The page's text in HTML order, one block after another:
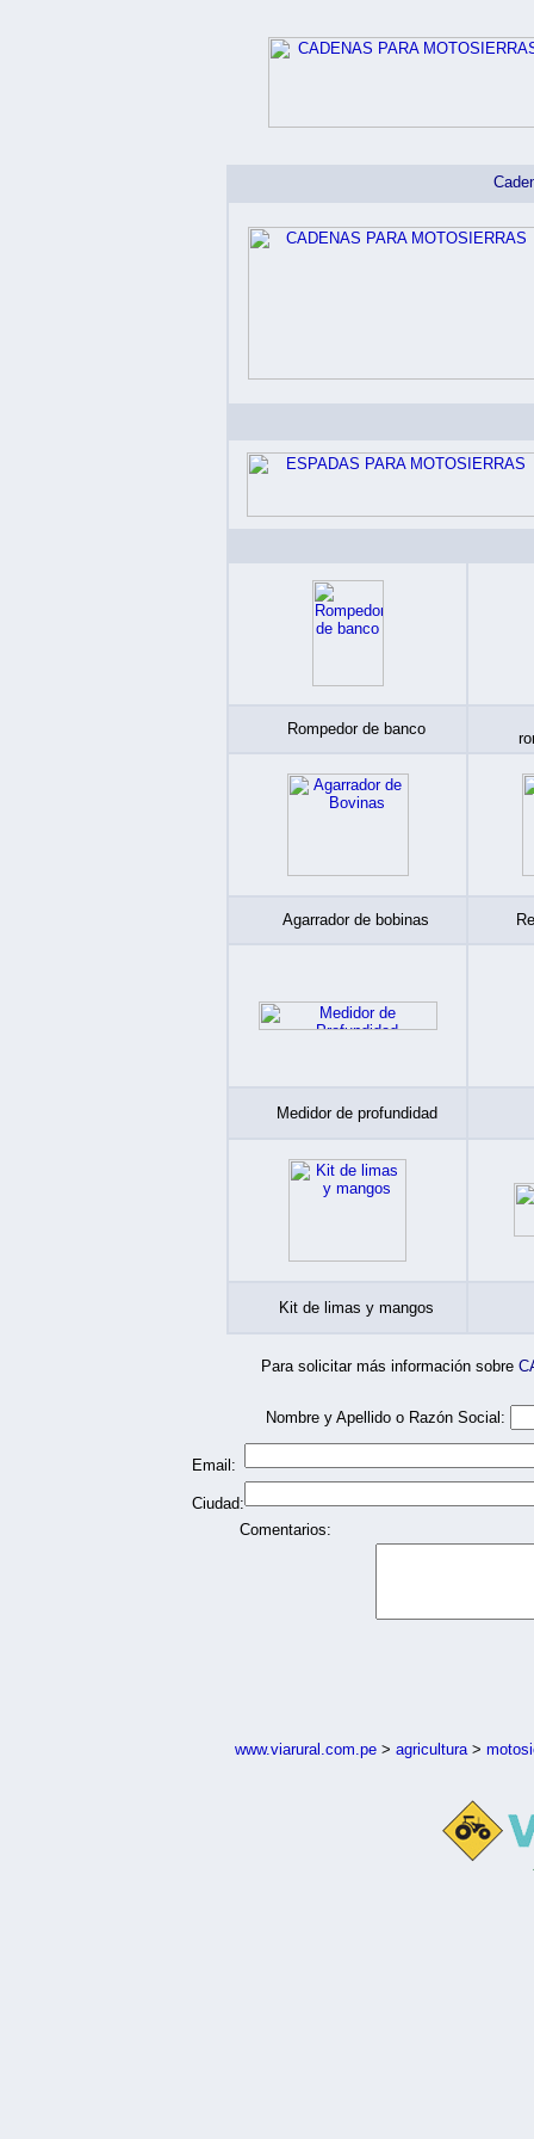
Rompedor de banco
Agarrador de bobinas
Medidor de profundidad
Kit de limas y mangos
Para solicitar más información sobre
Nombre y Apellido o Razón Social:
Email:
Ciudad:
Comentarios:
www.viarural.com.pe > agricultura>